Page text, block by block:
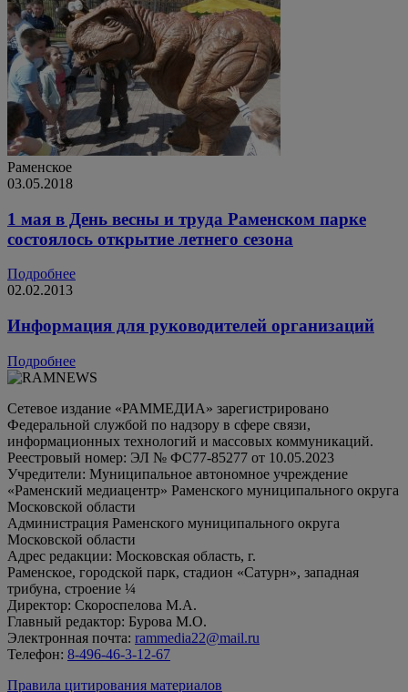
Раменское
03.05.2018
1 мая в День весны и труда Раменском парке
состоялось открытие летнего сезона
Подробнее
02.02.2013
Информация для руководителей организаций
Подробнее
Сетевое издание «РАММЕДИА» зарегистрировано
Федеральной службой по надзору в сфере связи,
информационных технологий и массовых коммуникаций.
Реестровый номер: ЭЛ № ФС77-85277 от 10.05.2023
Учредители: Муниципальное автономное учреждение
«Раменский медиацентр» Раменского муниципального округа
Московской области
Администрация Раменского муниципального округа
Московской области
Адрес редакции: Московская область, г.
Раменское, городской парк, стадион «Сатурн», западная
трибуна, строение ¼
Директор: Скороспелова М.А.
Главный редактор: Бурова М.О.
Электронная почта: rammedia22@mail.ru
Телефон: 8-496-46-3-12-67
Правила цитирования материалов